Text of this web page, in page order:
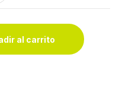
S1PS FLOATZIG .
al carrito